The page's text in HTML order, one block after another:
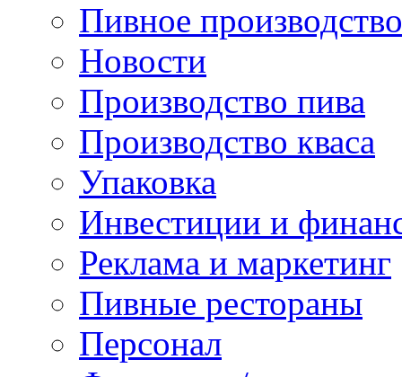
Пивное производство
Новости
Производство пива
Производство кваса
Упаковка
Инвестиции и
Реклама и маркетинг
Пивные рестораны
Персонал